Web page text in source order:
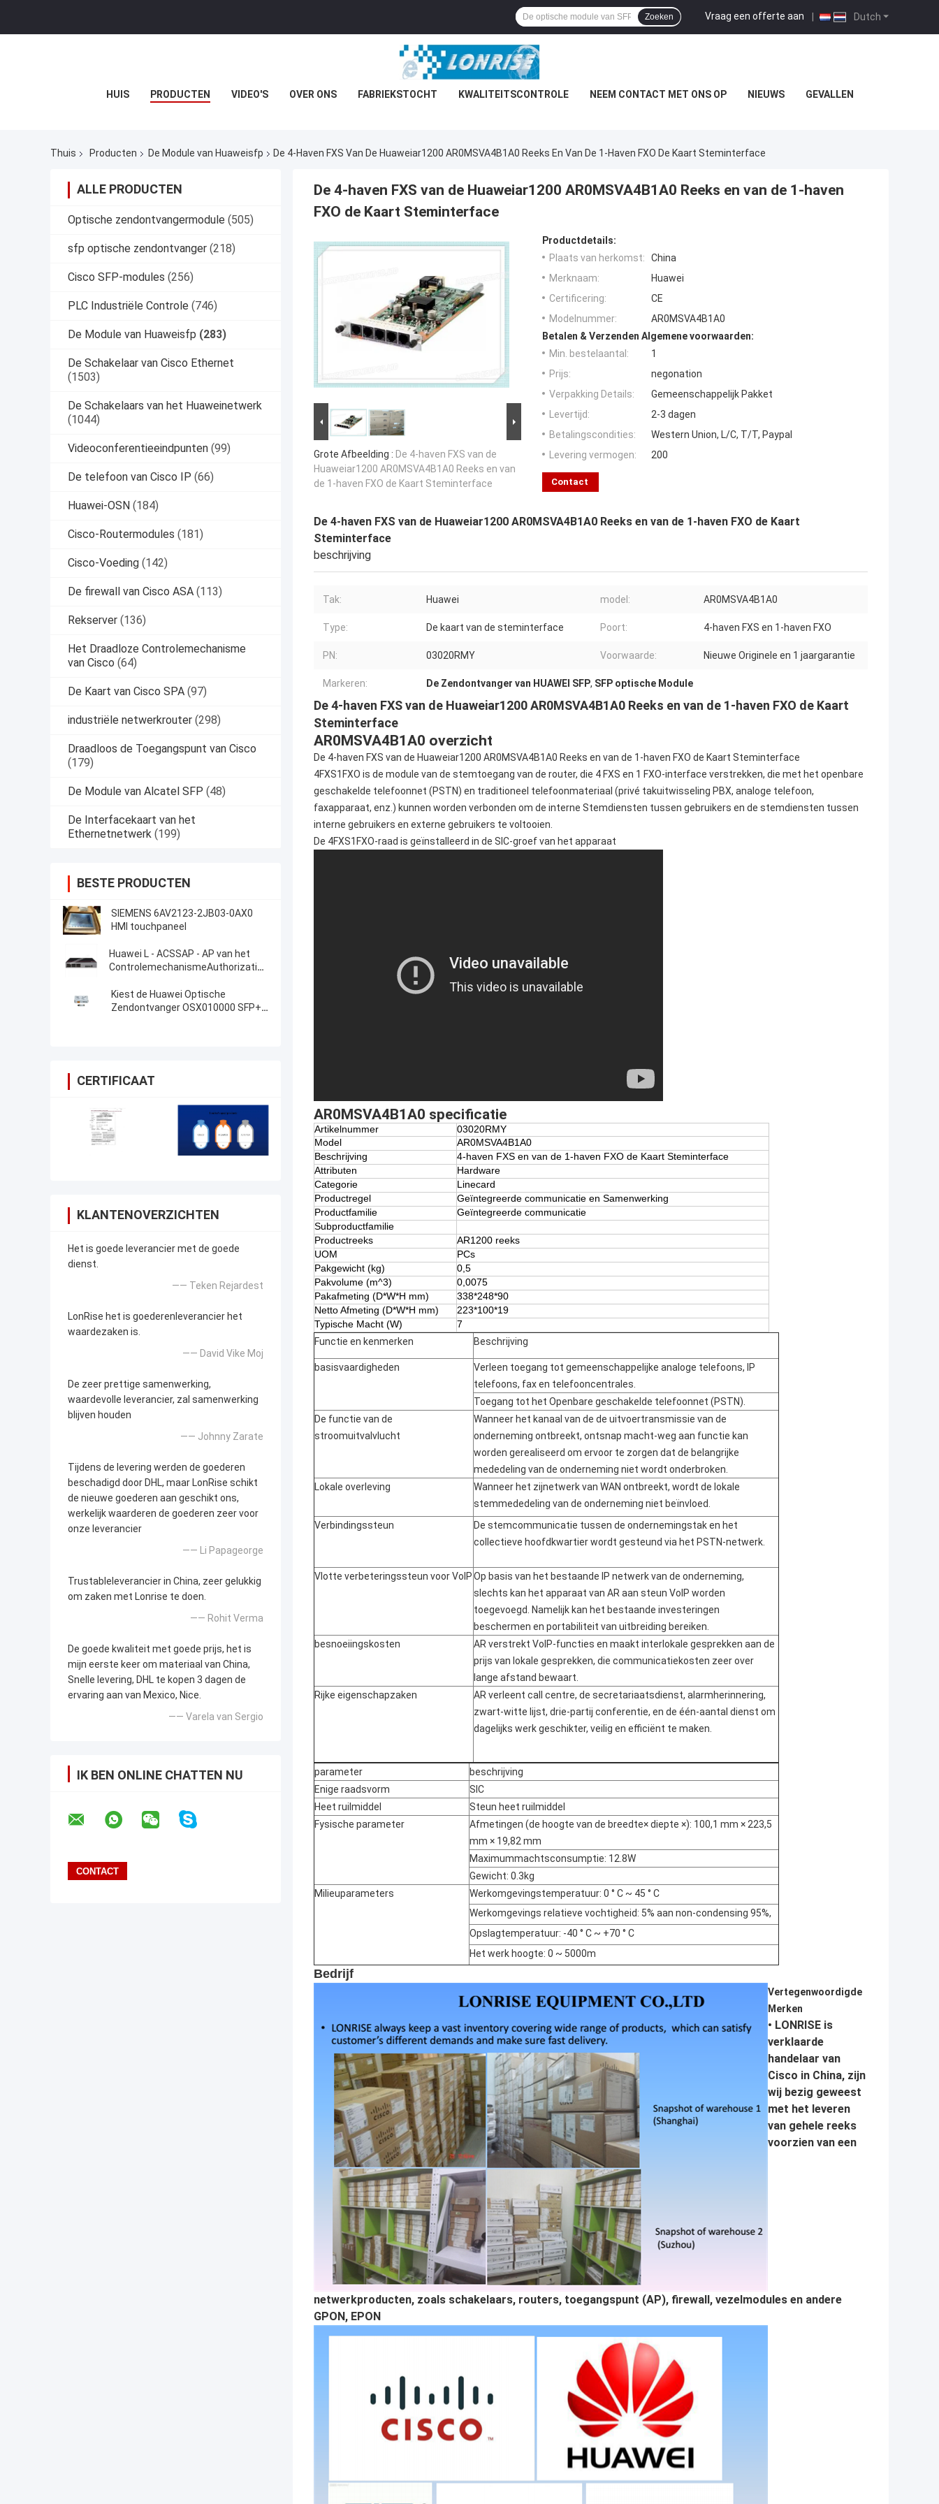
Dutch
Vraag een offerte aan |
Zoeken
HUIS PRODUCTEN VIDEO'S OVER ONS FABRIEKSTOCHT KWALITEITSCONTROLE NEEM CONTACT MET ONS OP NIEUWS GEVALLEN
Thuis Producten De Module van Huaweisfp De 4-Haven FXS Van De Huaweiar1200 AR0MSVA4B1A0 Reeks En Van De 1-Haven FXO De Kaart Steminterface
ALLE PRODUCTEN
Optische zendontvangermodule (505)
sfp optische zendontvanger (218)
Cisco SFP-modules (256)
PLC Industriële Controle (746)
De Module van Huaweisfp (283)
De Schakelaar van Cisco Ethernet
(1503)
De Schakelaars van het Huaweinetwerk
(1044)
Videoconferentieeindpunten (99)
De telefoon van Cisco IP (66)
Huawei-OSN (184)
Cisco-Routermodules (181)
Cisco-Voeding (142)
De firewall van Cisco ASA (113)
Rekserver (136)
Het Draadloze Controlemechanisme
van Cisco (64)
De Kaart van Cisco SPA (97)
industriële netwerkrouter (298)
Draadloos de Toegangspunt van Cisco
(179)
De Module van Alcatel SFP (48)
De Interfacekaart van het
Ethernetnetwerk (199)
BESTE PRODUCTEN
SIEMENS 6AV2123-2JB03-0AX0
HMI touchpaneel
Huawei L - ACSSAP - AP van het
ControlemechanismeAuthorization
Middelvergunning
Kiest de Huawei Optische
Zendontvanger OSX010000 SFP+
CERTIFICAAT
KLANTENOVERZICHTEN
Het is goede leverancier met de goede
dienst.
—— Teken Rejardest
LonRise het is goederenleverancier het
waardezaken is.
—— David Vike Moj
De zeer prettige samenwerking,
waardevolle leverancier, zal samenwerking
blijven houden
—— Johnny Zarate
Tijdens de levering werden de goederen
beschadigd door DHL, maar LonRise schikt
de nieuwe goederen aan geschikt ons,
werkelijk waarderen de goederen zeer voor
onze leverancier
—— Li Papageorge
Trustableleverancier in China, zeer gelukkig
om zaken met Lonrise te doen.
—— Rohit Verma
De goede kwaliteit met goede prijs, het is
mijn eerste keer om materiaal van China,
Snelle levering, DHL te kopen 3 dagen de
ervaring aan van Mexico, Nice.
—— Varela van Sergio
IK BEN ONLINE CHATTEN NU
De 4-haven FXS van de Huaweiar1200 AR0MSVA4B1A0 Reeks en van de 1-haven
FXO de Kaart Steminterface
Grote Afbeelding : De 4-haven FXS van de
Huaweiar1200 AR0MSVA4B1A0 Reeks en van
de 1-haven FXO de Kaart Steminterface
Productdetails:
Plaats van herkomst:
China
Merknaam:
Huawei
Certificering:
CE
Modelnummer:
AR0MSVA4B1A0
Betalen & Verzenden Algemene voorwaarden:
Min. bestelaantal:
1
Prijs:
negonation
Verpakking Details:
Gemeenschappelijk Pakket
Levertijd:
2-3 dagen
Betalingscondities:
Western Union, L/C, T/T, Paypal
Levering vermogen:
200
Contact
De 4-haven FXS van de Huaweiar1200 AR0MSVA4B1A0 Reeks en van de 1-haven FXO de Kaart
Steminterface
beschrijving
Tak: Huawei model: AR0MSVA4B1A0
Type: De kaart van de steminterface Poort: 4-haven FXS en 1-haven FXO
PN: 03020RMY Voorwaarde: Nieuwe Originele en 1 jaargarantie
Markeren: De Zendontvanger van HUAWEI SFP, SFP optische Module
De 4-haven FXS van de Huaweiar1200 AR0MSVA4B1A0 Reeks en van de 1-haven FXO de Kaart
Steminterface
AR0MSVA4B1A0 overzicht
De 4-haven FXS van de Huaweiar1200 AR0MSVA4B1A0 Reeks en van de 1-haven FXO de Kaart Steminterface
4FXS1FXO is de module van de stemtoegang van de router, die 4 FXS en 1 FXO-interface verstrekken, die met het openbare
geschakelde telefoonnet (PSTN) en traditioneel telefoonmateriaal (privé takuitwisseling PBX, analoge telefoon,
faxapparaat, enz.) kunnen worden verbonden om de interne Stemdiensten tussen gebruikers en de stemdiensten tussen
interne gebruikers en externe gebruikers te voltooien.
De 4FXS1FXO-raad is geïnstalleerd in de SIC-groef van het apparaat
AR0MSVA4B1A0 specificatie
Artikelnummer
03020RMY
Model
AR0MSVA4B1A0
Beschrijving
4-haven FXS en van de 1-haven FXO de Kaart Steminterface
Attributen
Hardware
Categorie
Linecard
Productregel
Geïntegreerde communicatie en Samenwerking
Productfamilie
Geïntegreerde communicatie
Subproductfamilie
Productreeks
AR1200 reeks
UOM
PCs
Pakgewicht (kg)
0,5
Pakvolume (m^3)
0,0075
Pakafmeting (D*W*H mm)
338*248*90
Netto Afmeting (D*W*H mm)
223*100*19
Typische Macht (W)
7
Functie en kenmerken
Beschrijving
basisvaardigheden
Verleen toegang tot gemeenschappelijke analoge telefoons, IP
telefoons, fax en telefooncentrales.
Toegang tot het Openbare geschakelde telefoonnet (PSTN).
De functie van de
stroomuitvalvlucht
Wanneer het kanaal van de de uitvoertransmissie van de
onderneming ontbreekt, ontsnap macht-weg aan functie kan
worden gerealiseerd om ervoor te zorgen dat de belangrijke
mededeling van de onderneming niet wordt onderbroken.
Lokale overleving
Wanneer het zijnetwerk van WAN ontbreekt, wordt de lokale
stemmededeling van de onderneming niet beïnvloed.
Verbindingssteun
De stemcommunicatie tussen de ondernemingstak en het
collectieve hoofdkwartier wordt gesteund via het PSTN-netwerk.
Vlotte verbeteringssteun voor VoIPOp basis van het bestaande IP netwerk van de onderneming,
slechts kan het apparaat van AR aan steun VoIP worden
toegevoegd. Namelijk kan het bestaande investeringen
beschermen en portabiliteit van uitbreiding bereiken.
besnoeiingskosten
AR verstrekt VoIP-functies en maakt interlokale gesprekken aan de
prijs van lokale gesprekken, die communicatiekosten zeer over
lange afstand bewaart.
Rijke eigenschapzaken
AR verleent call centre, de secretariaatsdienst, alarmherinnering,
zwart-witte lijst, drie-partij conferentie, en de één-aantal dienst om
dagelijks werk geschikter, veilig en efficiënt te maken.
parameter
beschrijving
Enige raadsvorm
SIC
Heet ruilmiddel
Steun heet ruilmiddel
Fysische parameter
Afmetingen (de hoogte van de breedte× diepte ×): 100,1 mm × 223,5
mm × 19,82 mm
Maximummachtsconsumptie: 12.8W
Gewicht: 0.3kg
Milieuparameters
Werkomgevingstemperatuur: 0 ° C ~ 45 ° C
Werkomgevings relatieve vochtigheid: 5% aan non-condensing 95%,
Opslagtemperatuur: -40 ° C ~ +70 ° C
Het werk hoogte: 0 ~ 5000m
Bedrijf
Vertegenwoordigde
Merken
• LONRISE is
verklaarde
handelaar van
Cisco in China, zijn
wij bezig geweest
met het leveren
van gehele reeks
voorzien van een
netwerkproducten, zoals schakelaars, routers, toegangspunt (AP), firewall, vezelmodules en andere
GPON, EPON